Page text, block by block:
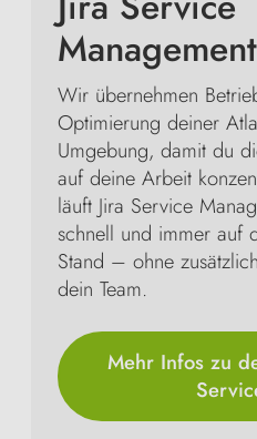
Management
Wir übernehmen
Optimierung deiner
Umgebung, damit du
auf deine Arbeit
läuft Jira Service
schnell und immer auf
Stand – ohne
dein Team.
Mehr Infos zu
Marketing-